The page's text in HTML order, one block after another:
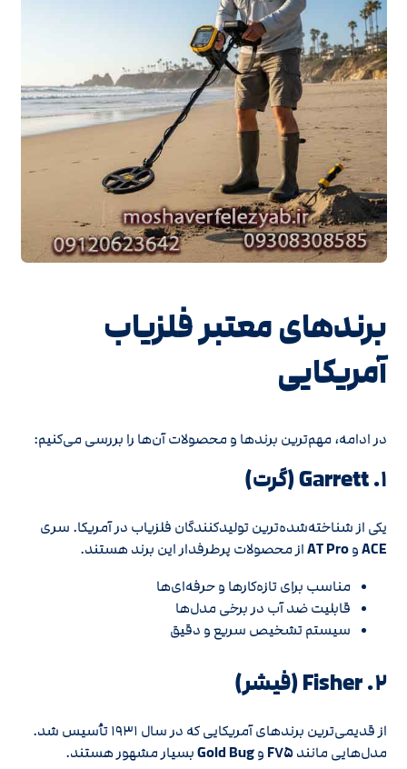
برندهای معتبر فلزیاب
آمریکایی
در ادامه، مهم‌ترین برندها و محصولات آن‌ها را بررسی می‌کنیم:
۱. Garrett (گرت)
یکی از شناخته‌شده‌ترین تولیدکنندگان فلزیاب در آمریکا. سری
ACEوAT Proاز محصولات پرطرفدار این برند هستند.
مناسب برای تازه‌کارها و حرفه‌ای‌ها
قابلیت ضد آب در برخی مدل‌ها
سیستم تشخیص سریع و دقیق
۲. Fisher (فیشر)
از قدیمی‌ترین برندهای آمریکایی که در سال ۱۹۳۱ تأسیس شد.
مدل‌هایی مانندF۷۵ وGold Bugبسیار مشهور هستند.